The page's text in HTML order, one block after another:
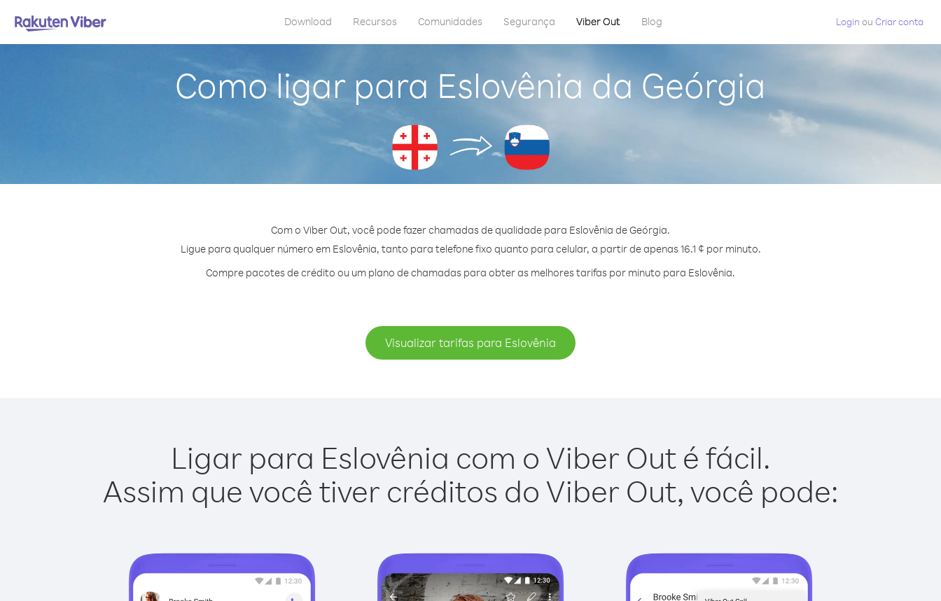
Download Recursos Comunidades Segurança Viber Out Blog Login ou Criar conta
Como ligar para Eslovênia da Geórgia
Com o Viber Out, você pode fazer chamadas de qualidade para Eslovênia de Geórgia.
Ligue para qualquer número em Eslovênia, tanto para telefone fixo quanto para celular, a partir de apenas 16.1 ¢ por minuto.
Compre pacotes de crédito ou um plano de chamadas para obter as melhores tarifas por minuto para Eslovênia.
Visualizar tarifas para Eslovênia
Ligar para Eslovênia com o Viber Out é fácil.
Assim que você tiver créditos do Viber Out, você pode: